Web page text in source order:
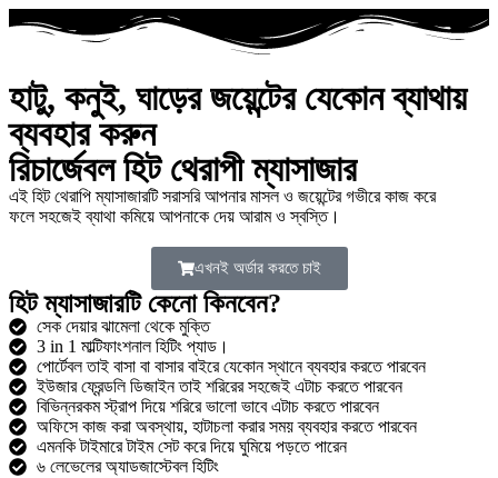
হাটু, কনুই, ঘাড়ের জয়েন্টের যেকোন ব্যাথায়
ব্যবহার করুন
রিচার্জেবল হিট থেরাপী ম্যাসাজার
এই হিট থেরাপি ম্যাসাজারটি সরাসরি আপনার মাসল ও জয়েন্টের গভীরে কাজ করে
ফলে সহজেই ব্যাথা কমিয়ে আপনাকে দেয় আরাম ও স্বস্তি।
এখনই অর্ডার করতে চাই
হিট ম্যাসাজারটি কেনো কিনবেন?
সেক দেয়ার ঝামেলা থেকে মুক্তি
3 in 1 মাল্টিফাংশনাল হিটিং প্যাড।
পোর্টেবল তাই বাসা বা বাসার বাইরে যেকোন স্থানে ব্যবহার করতে পারবেন
ইউজার ফ্রেন্ডলি ডিজাইন তাই শরিরের সহজেই এটাচ করতে পারবেন
বিভিন্নরকম স্ট্রাপ দিয়ে শরিরে ভালো ভাবে এটাচ করতে পারবেন
অফিসে কাজ করা অবস্থায়, হাটাচলা করার সময় ব্যবহার করতে পারবেন
এমনকি টাইমারে টাইম সেট করে দিয়ে ঘুমিয়ে পড়তে পারেন
৬ লেভেলের অ্যাডজাস্টেবল হিটিং